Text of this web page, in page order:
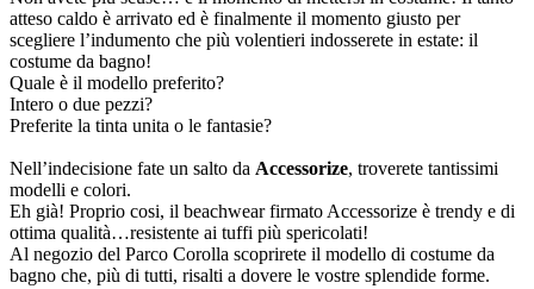
atteso caldo è arrivato ed è finalmente il momento giusto per
scegliere l’indumento che più volentieri indosserete in estate: il
costume da bagno!
Quale è il modello preferito?
Intero o due pezzi?
Preferite la tinta unita o le fantasie?
Nell’indecisione fate un salto da Accessorize, troverete tantissimi
modelli e colori.
Eh già! Proprio cosi, il beachwear firmato Accessorize è trendy e di
ottima qualità…resistente ai tuffi più spericolati!
Al negozio del Parco Corolla scoprirete il modello di costume da
bagno che, più di tutti, risalti a dovere le vostre splendide forme.